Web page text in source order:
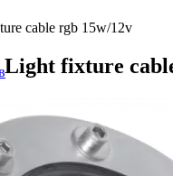
управления фонтанами
cable rgb 15w/12v
fixture